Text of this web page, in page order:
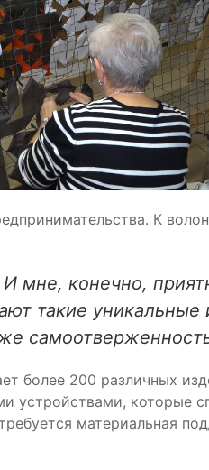
К
мне, конечно,
такие уникальные
более 200 различных
устройствами, которые
материальная